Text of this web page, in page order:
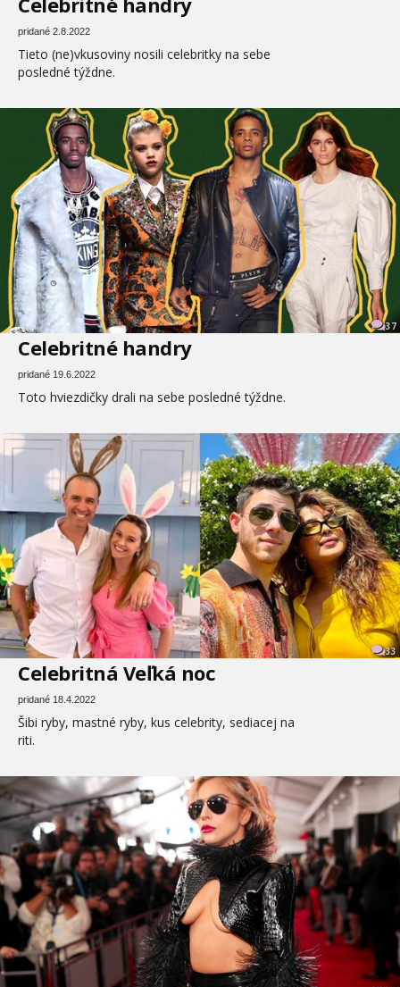
pridané 2.8.2022
Tieto (ne)vkusoviny nosili celebritky na sebe
posledné týždne.
37
Celebritné handry
pridané 19.6.2022
Toto hviezdičky drali na sebe posledné týždne.
33
Celebritná Veľká noc
pridané 18.4.2022
Šibi ryby, mastné ryby, kus celebrity, sediacej na
riti.